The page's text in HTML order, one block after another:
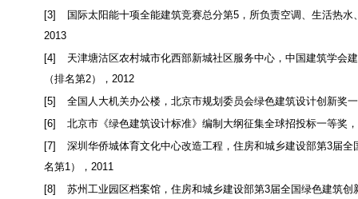
[3]
国际太阳能十项全能建筑竞赛总分第5 ，所负责空调、生活热
2013
[4]
天津塘沽区农村城市化西部新城社区服务中心，中国建筑学会
（排名第2）， 2012
[5]
全国人大机关办公楼，北京市规划委员会绿色建筑设计创新奖
[6]
北京市《绿色建筑设计标准》编制大纲征集全球招投标一等奖，
[7]
深圳华侨城体育文化中心改造工程，住房和城乡建设部第3届全
名第1）， 2011
[8]
苏州工业园区档案馆，住房和城乡建设部第3届全国绿色建筑创